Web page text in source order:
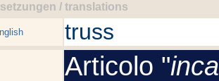
/ translations
truss
Articolo "